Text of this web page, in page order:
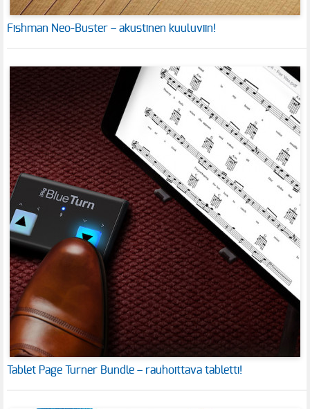
Fishman Neo-Buster – akustinen kuuluviin!
Tablet Page Turner Bundle – rauhoittava tabletti!